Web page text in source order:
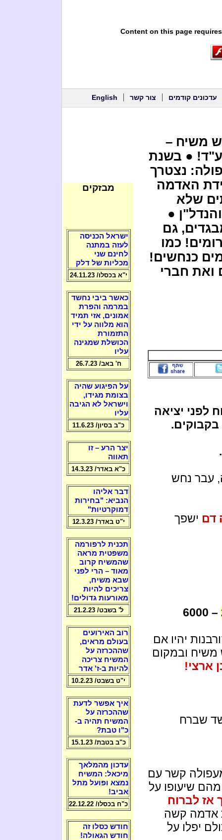
Content on this page
עדכונים קודמים צור קשר English
משיח –
● בשנת
נצטרך
האדמה
שלא
●
גם
כמו
כנחשים!
ואת חברי
לפני יציאה
בקבוקים.
עבר נחש
דם ישפך
– 6000
יהיו אם
ובמקום
ארצי!
שד שברח
קשר עם
שיעופו על
אז לברוח
אדמה קשה
כולם יפלו על
מבזקים
ישראל הכניסה
לעזה במתנה
לחינם שני
מכליות של דלק
י"א בכסלו/ 24.11.23
כאשר ביבי נחשד
במרמה והפרת
אמונים, אזי תמיד
הוא מלווה על ידי
התזמורת
הכושלת שמגינה
עליו
ח' באב/ 26.7.23
על הפיגוע שהיה
בצומת מגידו,
וישראל לא הגיבה
עליו
כ"ב בסיון/ 11.6.23
יצר הרע – זו
תאווה
כ"א באדר/ 14.3.23
דבר אליהו
הנביא: "בחירות
דמוקרטיות"
י"ט באדר/ 12.3.23
תכנית לרפורמה
משפטית מראה
שהמשיח קרוב
מאוד – הרי לפני
שבא משיח,
צריכים להיות
מאורעות גדולים!
ל' בשבט/ 21.2.23
רוב האירועים
בעולם מראים,
שההכרזה על
המשיח צריכה
להיות ב-ז' אדר
י"ט בשבט/ 10.2.23
איך אפשר לדעת
שההכרזה על
המשיח תהיה ב-
כ"ו טבת?
כ"ב בטבת/ 15.1.23
עדכון מהמלאך
מיכאל: המשיח
נמצא ופועל מתל
אביב!
כ"ח בכסלו/ 22.12.22
חודש כסלו זה
חודש הגאולה!